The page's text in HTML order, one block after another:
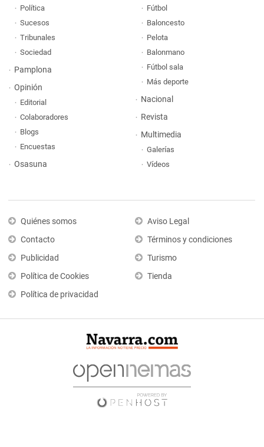
Política
Sucesos
Tribunales
Sociedad
Pamplona
Opinión
Editorial
Colaboradores
Blogs
Encuestas
Osasuna
Fútbol
Baloncesto
Pelota
Balonmano
Fútbol sala
Más deporte
Nacional
Revista
Multimedia
Galerías
Vídeos
Quiénes somos
Contacto
Publicidad
Política de Cookies
Política de privacidad
Aviso Legal
Términos y condiciones
Turismo
Tienda